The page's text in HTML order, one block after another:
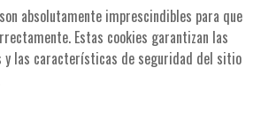
absolutamente imprescindibles para que
Estas cookies garantizan las
y las características de seguridad del sitio